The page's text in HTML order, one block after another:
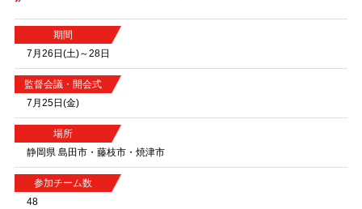
期間
7月26日(土)～28日
監督会議・開会式
7月25日(金)
場所
静岡県 島田市・藤枝市・焼津市
参加チーム数
48